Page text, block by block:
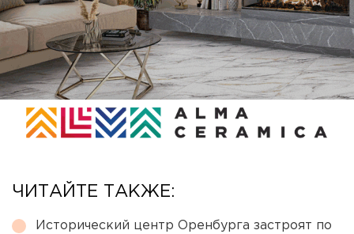
ЧИТАЙТЕ ТАКЖЕ:
Исторический центр Оренбурга застроят по